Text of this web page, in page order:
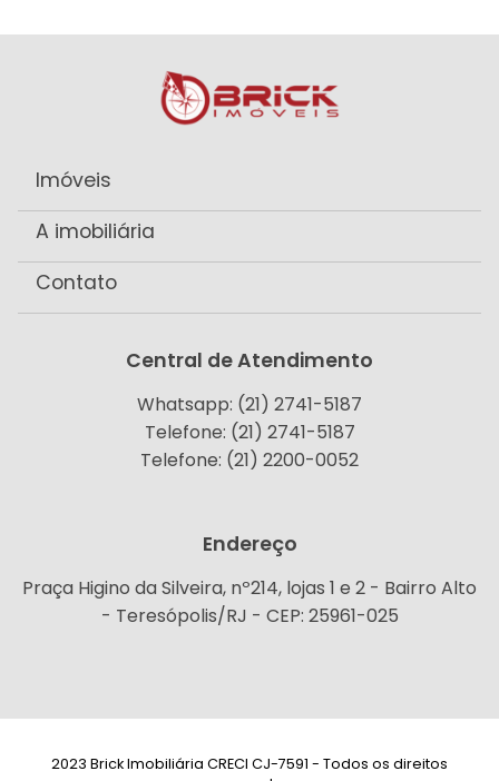
Imóveis
A imobiliária
Contato
Central de Atendimento
Whatsapp: (21) 2741-5187
Telefone: (21) 2741-5187
Telefone: (21) 2200-0052
Endereço
Praça Higino da Silveira, nº214, lojas 1 e 2 - Bairro Alto
- Teresópolis/RJ - CEP: 25961-025
2023 Brick Imobiliária CRECI CJ-7591 - Todos os direitos